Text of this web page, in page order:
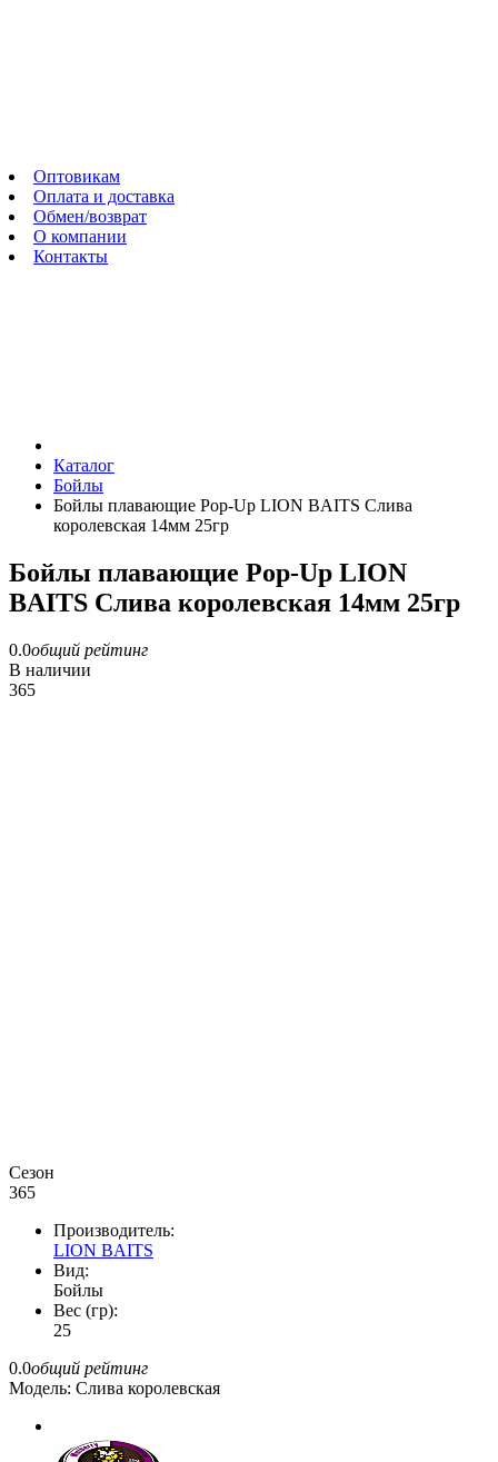
Оптовикам
Оплата и доставка
Обмен/возврат
О компании
Контакты
Каталог
Бойлы
Бойлы плавающие Pop-Up LION BAITS Слива
королевская 14мм 25гр
Бойлы плавающие Pop-Up LION
BAITS Слива королевская 14мм 25гр
0.0общий рейтинг
В наличии
365
Сезон
365
Производитель:
LION BAITS
Вид:
Бойлы
Вес (гр):
25
0.0общий рейтинг
Модель: Слива королевская